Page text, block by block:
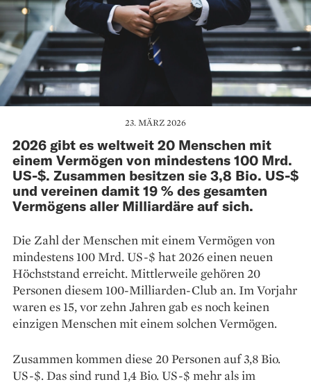
23. MÄRZ 2026
2026 gibt es weltweit 20 Menschen mit
einem Vermögen von mindestens 100 Mrd.
US-$. Zusammen besitzen sie 3,8 Bio. US-$
und vereinen damit 19 % des gesamten
Vermögens aller Milliardäre auf sich.
Die Zahl der Menschen mit einem Vermögen von
mindestens 100 Mrd. US-$ hat 2026 einen neuen
Höchststand erreicht. Mittlerweile gehören 20
Personen diesem 100-Milliarden-Club an. Im Vorjahr
waren es 15, vor zehn Jahren gab es noch keinen
einzigen Menschen mit einem solchen Vermögen.
Zusammen kommen diese 20 Personen auf 3,8 Bio.
US-$. Das sind rund 1,4 Bio. US-$ mehr als im